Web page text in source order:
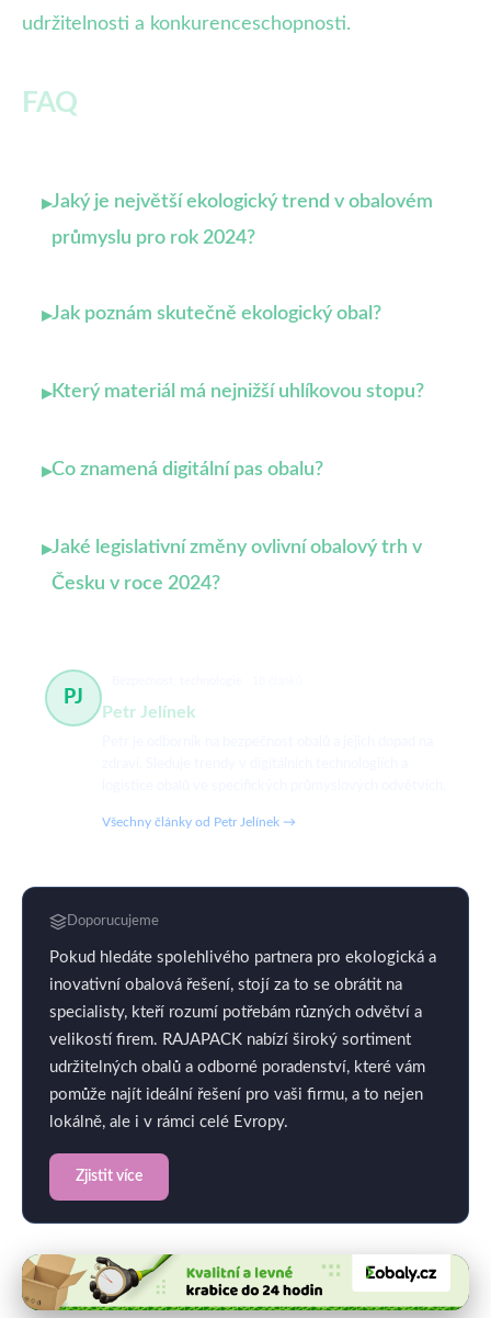
udržitelnosti a konkurenceschopnosti.
FAQ
▸Jaký je největší ekologický trend v obalovém
průmyslu pro rok 2024?
▸Jak poznám skutečně ekologický obal?
▸Který materiál má nejnižší uhlíkovou stopu?
▸Co znamená digitální pas obalu?
▸Jaké legislativní změny ovlivní obalový trh v
Česku v roce 2024?
PJ
Petr Jelínek
Všechny články od Petr Jelínek →
Doporucujeme
Pokud hledáte spolehlivého partnera pro ekologická a
inovativní obalová řešení, stojí za to se obrátit na
specialisty, kteří rozumí potřebám různých odvětví a
velikostí firem. RAJAPACK nabízí široký sortiment
udržitelných obalů a odborné poradenství, které vám
pomůže najít ideální řešení pro vaši firmu, a to nejen
lokálně, ale i v rámci celé Evropy.
Zjistit více